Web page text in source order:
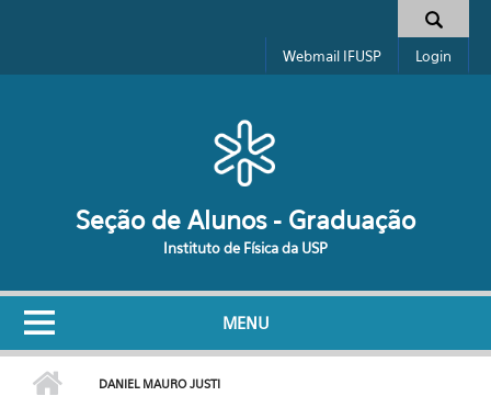
Formulário de busca
Webmail IFUSP Login
Seção de Alunos - Graduação
Instituto de Física da USP
MENU
DANIEL MAURO JUSTI